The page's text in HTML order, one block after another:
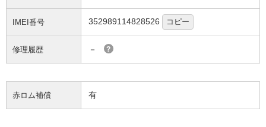
IMEI番号 352989114828526 コピー
修理履歴 － ?
赤ロム補償 有